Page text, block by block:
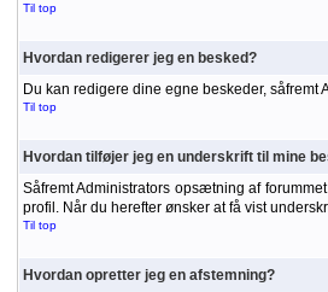
Til top
Hvordan redigerer jeg en besked?
Du kan redigere dine egne beskeder,
Til top
Hvordan tilføjer jeg en underskrift til mine
Såfremt Administrators opsætning af
profil. Når du herefter ønsker at få vist
Til top
Hvordan opretter jeg en afstemning?